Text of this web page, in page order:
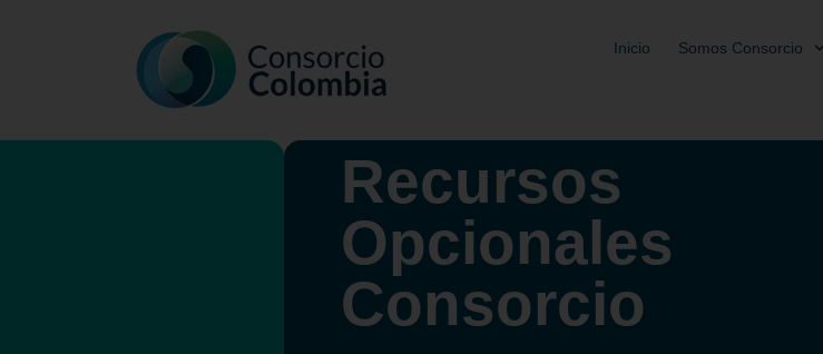
Inicio Somos Consorcio
Recursos
Opcionales
Consorcio